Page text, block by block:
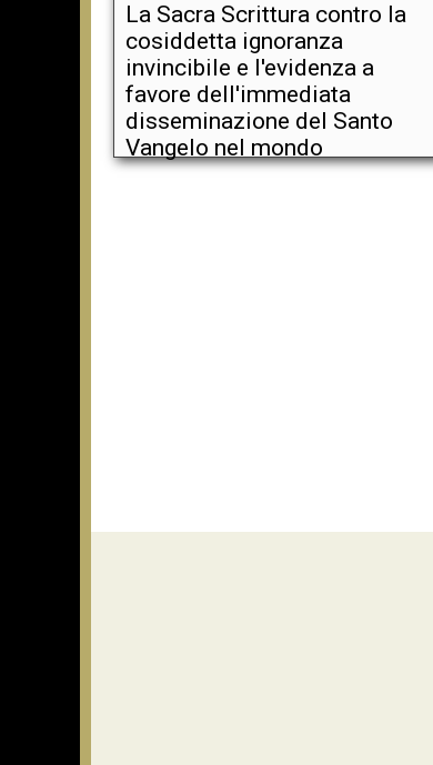
La Sacra Scrittura contro la
cosiddetta ignoranza
invincibile e l'evidenza a
favore dell'immediata
disseminazione del Santo
Vangelo nel mondo